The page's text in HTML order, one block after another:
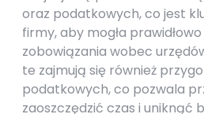
oraz podatkowych, co jest
firmy, aby mogła
zobowiązania wobec
te zajmują się również
podatkowych, co pozwala
zaoszczędzić czas i uniknąć